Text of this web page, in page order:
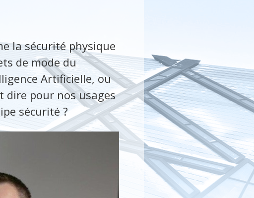
la sécurité physique
de mode du
Artificielle, ou
dire pour nos usages
sécurité ?